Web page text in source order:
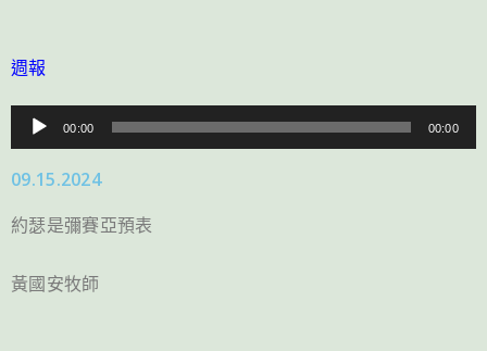
週報
訊
播
放
00:00 00:00
09.15.2024
約瑟是彌賽亞預表
黃國安牧師